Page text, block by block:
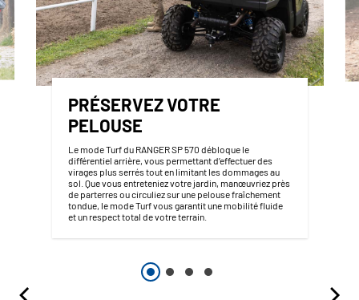
PRÉSERVEZ VOTRE
PELOUSE
Le mode Turf du RANGER SP 570 débloque le
différentiel arrière, vous permettant d’effectuer des
virages plus serrés tout en limitant les dommages au
sol. Que vous entreteniez votre jardin, manœuvriez près
de parterres ou circuliez sur une pelouse fraîchement
tondue, le mode Turf vous garantit une mobilité fluide
et un respect total de votre terrain.